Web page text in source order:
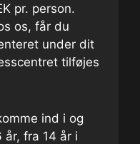
pr. person.
os, får du
under dit
tilføjes
ind i og
år, fra 14 år i